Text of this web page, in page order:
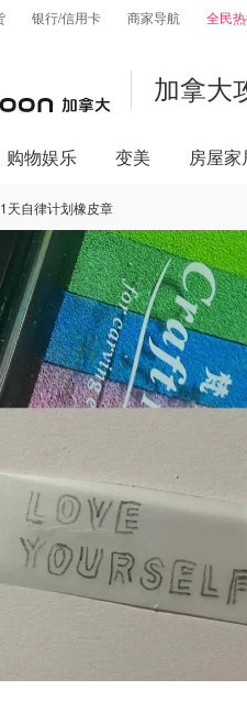
银行/信用卡 商家导航 全民
加拿大
购物娱乐 变美 房屋家
天自律计划橡皮章